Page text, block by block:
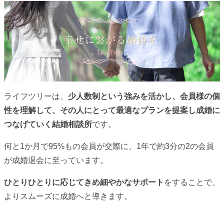
ライフツリーは、 少人数制という強みを活かし、会員様の個
性を理解して、その人にとって最適なプランを提案し成婚に
つなげていく結婚相談所です。
何と1か月で95%もの会員が交際に、1年で約3分の2の会員
が成婚退会に至っています。
ひとりひとりに応じてきめ細やかなサポート をすることで、
よりスムーズに成婚へと導きます。